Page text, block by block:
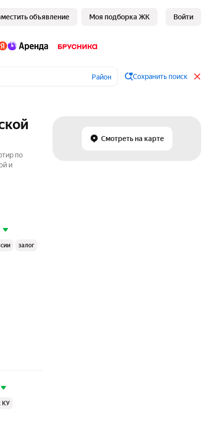
объявление Моя подборка ЖК Войти
Район Сохранить поиск
Смотреть на карте
по
и
залог
КУ